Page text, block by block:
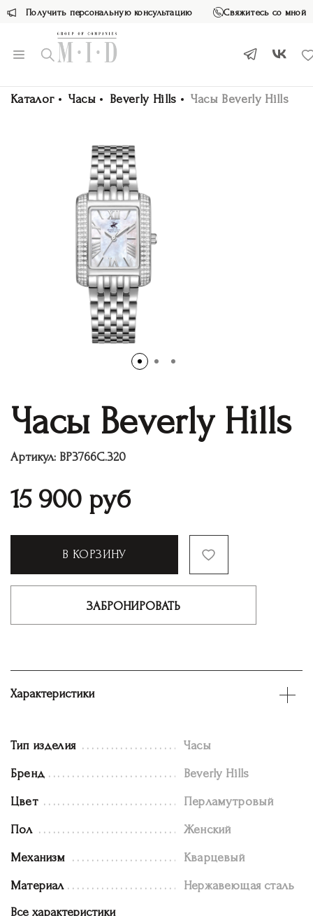
Получить персональную консультацию Свяжитесь со мной
Каталог Часы Beverly Hills Часы Beverly Hills
Часы Beverly Hills
Артикул: BP3766C.320
15 900 руб
В КОРЗИНУ
ЗАБРОНИРОВАТЬ
Характеристики
Тип изделия Часы
Бренд Beverly Hills
Цвет Перламутровый
Пол Женский
Механизм Кварцевый
Материал
Нержавеющая сталь
Все характеристики